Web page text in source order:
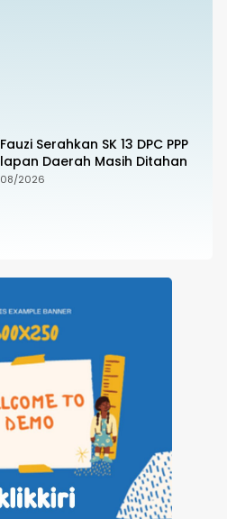
Serahkan SK 13 DPC PPP
Daerah Masih Ditahan
2026